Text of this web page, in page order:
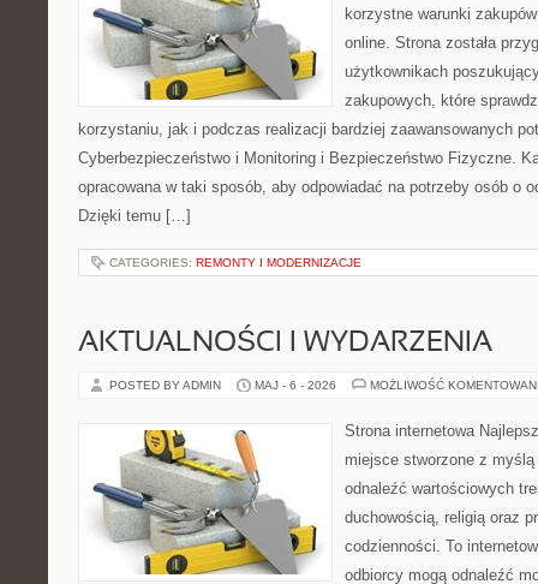
korzystne warunki
online. Strona została
użytkownikach
zakupowych, które
korzystaniu, jak i podczas realizacji bardziej zaawansowanych
Cyberbezpieczeństwo i Monitoring i Bezpieczeństwo Fizyczne.
opracowana w taki sposób, aby odpowiadać na potrzeby osób o
Dzięki temu […]
CATEGORIES: REMONTY I MODERNIZACJE
AKTUALNOŚCI I WYDARZENIA
POSTED BY ADMIN MAJ - 6 - 2026 MOŻLIWOŚĆ
Strona internetowa
miejsce stworzone z
odnaleźć wartościowych
duchowością, religią oraz
codzienności. To
odbiorcy mogą odnaleźć